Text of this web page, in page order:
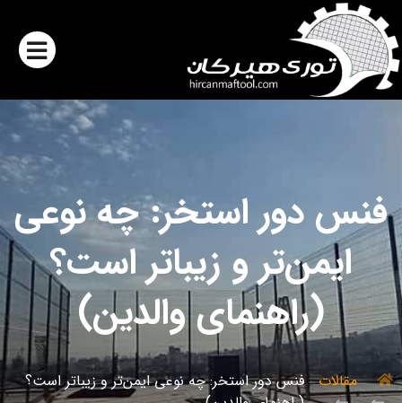
فنس دور استخر: چه نوعی
ایمن‌تر و زیباتر است؟
(راهنمای والدین)
مقالات
فنس دور استخر: چه نوعی ایمن‌تر و زیباتر است؟